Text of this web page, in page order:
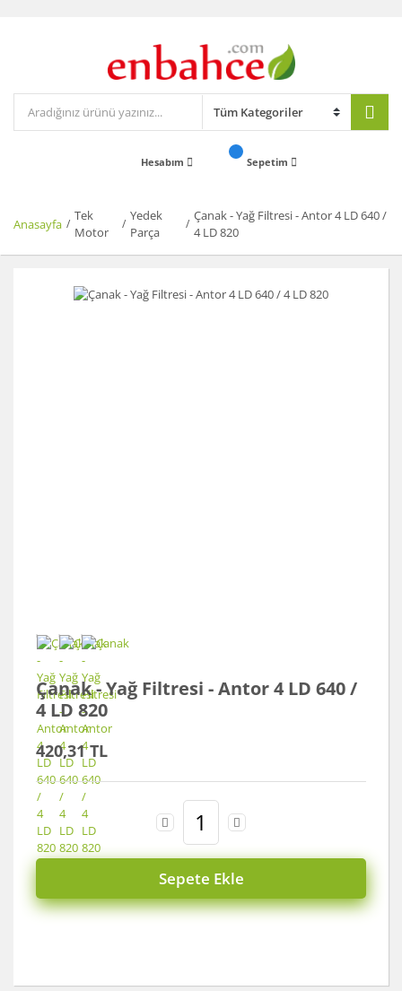
Hesabım Sepetim
Anasayfa
Tek
Motor
Yedek
Parça
Çanak - Yağ Filtresi - Antor 4 LD 640 /
4 LD 820
Çanak - Yağ Filtresi - Antor 4 LD 640 /
4 LD 820
420,31 TL
Sepete Ekle